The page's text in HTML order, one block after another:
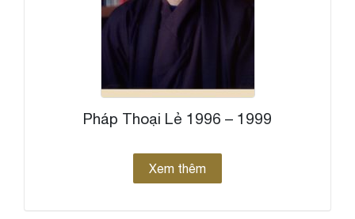
Pháp Thoại Lẻ 1996 – 1999
Xem thêm